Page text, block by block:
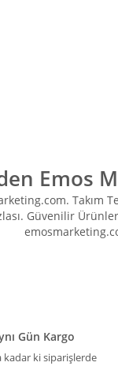
Emos
Takım
Güvenilir
Gün Kargo
kadar ki siparişlerde